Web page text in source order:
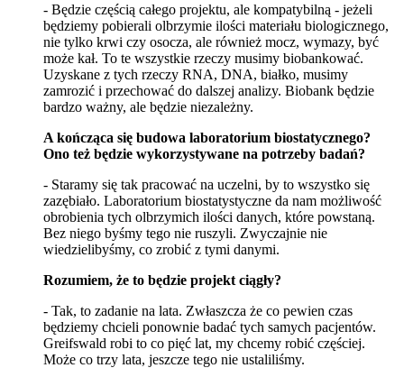
- Będzie częścią całego projektu, ale kompatybilną - jeżeli
będziemy pobierali olbrzymie ilości materiału biologicznego,
nie tylko krwi czy osocza, ale również mocz, wymazy, być
może kał. To te wszystkie rzeczy musimy biobankować.
Uzyskane z tych rzeczy RNA, DNA, białko, musimy
zamrozić i przechować do dalszej analizy. Biobank będzie
bardzo ważny, ale będzie niezależny.
A kończąca się budowa laboratorium biostatycznego?
Ono też będzie wykorzystywane na potrzeby badań?
- Staramy się tak pracować na uczelni, by to wszystko się
zazębiało. Laboratorium biostatystyczne da nam możliwość
obrobienia tych olbrzymich ilości danych, które powstaną.
Bez niego byśmy tego nie ruszyli. Zwyczajnie nie
wiedzielibyśmy, co zrobić z tymi danymi.
Rozumiem, że to będzie projekt ciągły?
- Tak, to zadanie na lata. Zwłaszcza że co pewien czas
będziemy chcieli ponownie badać tych samych pacjentów.
Greifswald robi to co pięć lat, my chcemy robić częściej.
Może co trzy lata, jeszcze tego nie ustaliliśmy.